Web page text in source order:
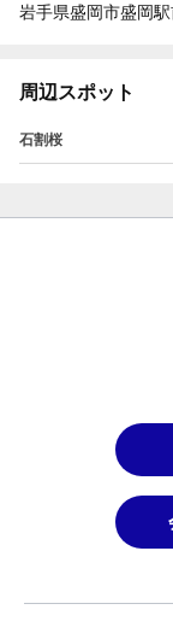
岩手県盛岡市盛岡
周辺スポット
石割桜